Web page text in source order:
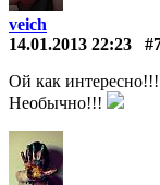
veich
14.01.2013 22:23
Ой как
Необычно!!!